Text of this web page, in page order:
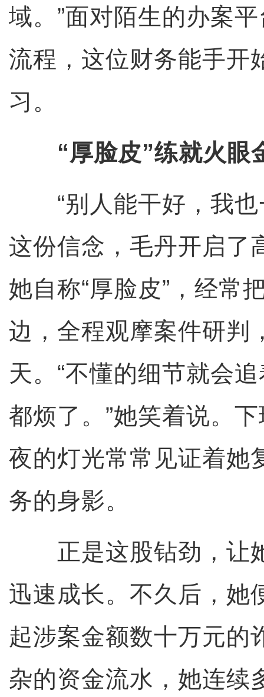
域。”面对陌生的办案
流程，这位财务能手开
习。
“厚脸皮”练就火眼
“别人能干好，我也
这份信念，毛丹开启了
她自称“厚脸皮”，经常
边，全程观摩案件研判
天。“不懂的细节就会
都烦了。”她笑着说。
夜的灯光常常见证着她
务的身影。
正是这股钻劲，让
迅速成长。不久后，她
起涉案金额数十万元的
杂的资金流水，她连续